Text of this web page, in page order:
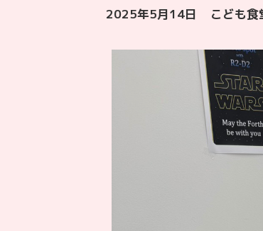
最
更
2025年5月14日 こども